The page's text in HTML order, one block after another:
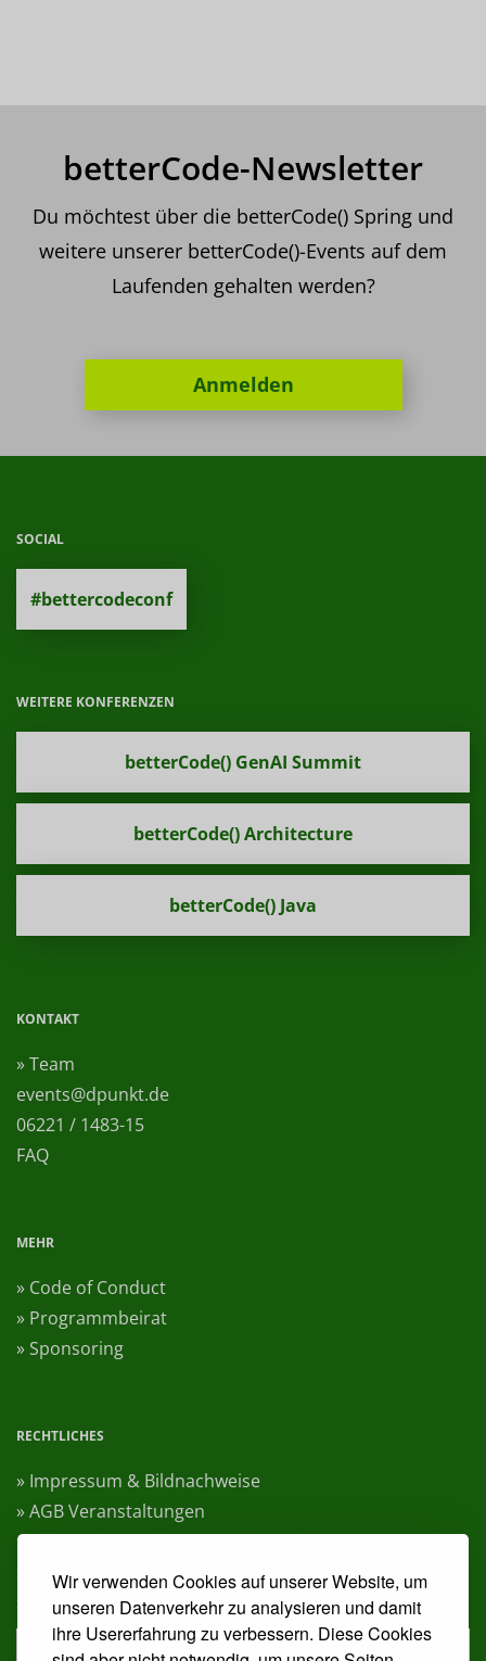
Wir verwenden Cookies auf unserer Website, um
unseren Datenverkehr zu analysieren und damit
ihre Usererfahrung zu verbessern. Diese Cookies
betterCode-Newsletter
Du möchtest über die betterCode() Spring und
weitere unserer betterCode()-Events auf dem
Laufenden gehalten werden?
Anmelden
SOCIAL
#bettercodeconf
WEITERE KONFERENZEN
betterCode() GenAI Summit
betterCode() Architecture
betterCode() Java
KONTAKT
» Team
events@dpunkt.de
06221 / 1483-15
FAQ
MEHR
» Code of Conduct
» Programmbeirat
» Sponsoring
RECHTLICHES
» Impressum & Bildnachweise
» AGB Veranstaltungen
» Datenschutzerklärung Heise Medien
» Datenschutzerklärung Rheinwerk Verlag
» Cookie-Einstellungen ändern
» Vertrag widerrufen